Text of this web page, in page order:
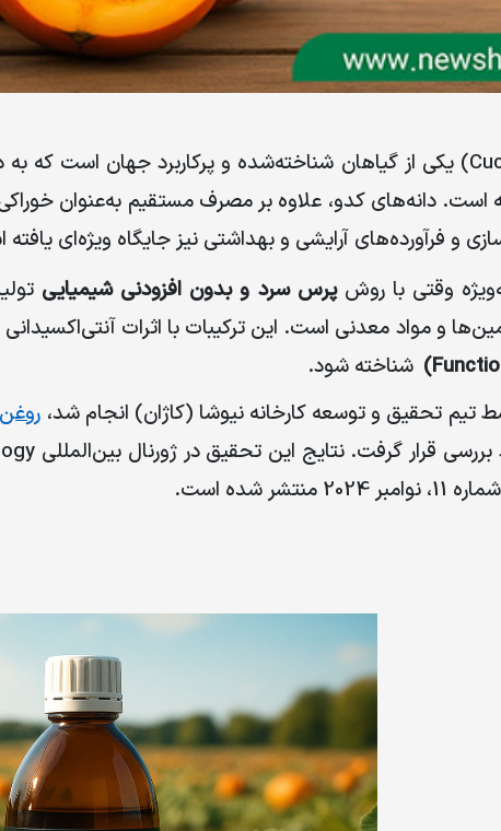
یکی از گیاهان شناخته‌شده و پرکاربرد جهان است که
است. دانه‌های کدو، علاوه بر مصرف مستقیم به‌عنوان
و فرآورده‌های آرایشی و بهداشتی نیز جایگاه ویژه‌ای
وقتی با روشپرس سرد و بدون افزودنی شیمیایی
و مواد معدنی است. این ترکیبات با اثرات
شناخته شود.
تیم تحقیق و توسعه کارخانه نیوشا (کاژان) انجام شد،
قرار گرفت. نتایج این تحقیق در ژورنال بین‌المللی
11، نوامبر 2024 منتشر شده است.